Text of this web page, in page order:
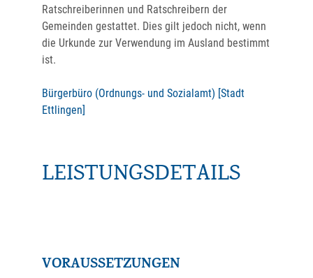
Ratschreiberinnen und Ratschreibern der
Gemeinden gestattet. Dies gilt jedoch nicht, wenn
die Urkunde zur Verwendung im Ausland bestimmt
ist.
Bürgerbüro (Ordnungs- und Sozialamt) [Stadt
Ettlingen]
LEISTUNGSDETAILS
VORAUSSETZUNGEN